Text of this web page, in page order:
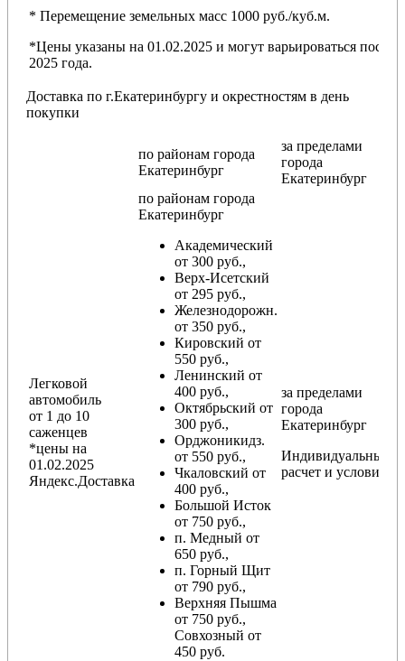
* Перемещение земельных масс 1000 руб./куб.м.
*Цены указаны на 01.02.2025 и могут варьироваться после
2025 года.
Доставка по г.Екатеринбургу и окрестностям в день
покупки
по районам города
Екатеринбург
за пределами
города
Екатеринбург
Легковой
автомобиль
от 1 до 10
саженцев
*цены на
01.02.2025
Яндекс.Доставка
по районам города
Екатеринбург
Академический
от 300 руб.,
Верх-Исетский
от 295 руб.,
Железнодорожн.
от 350 руб.,
Кировский от
550 руб.,
Ленинский от
400 руб.,
Октябрьский от
300 руб.,
Орджоникидз.
от 550 руб.,
Чкаловский от
400 руб.,
Большой Исток
от 750 руб.,
п. Медный от
650 руб.,
п. Горный Щит
от 790 руб.,
Верхняя Пышма
от 750 руб.,
Совхозный от
450 руб.
за пределами
города
Екатеринбург
Индивидуальный
расчет и условия